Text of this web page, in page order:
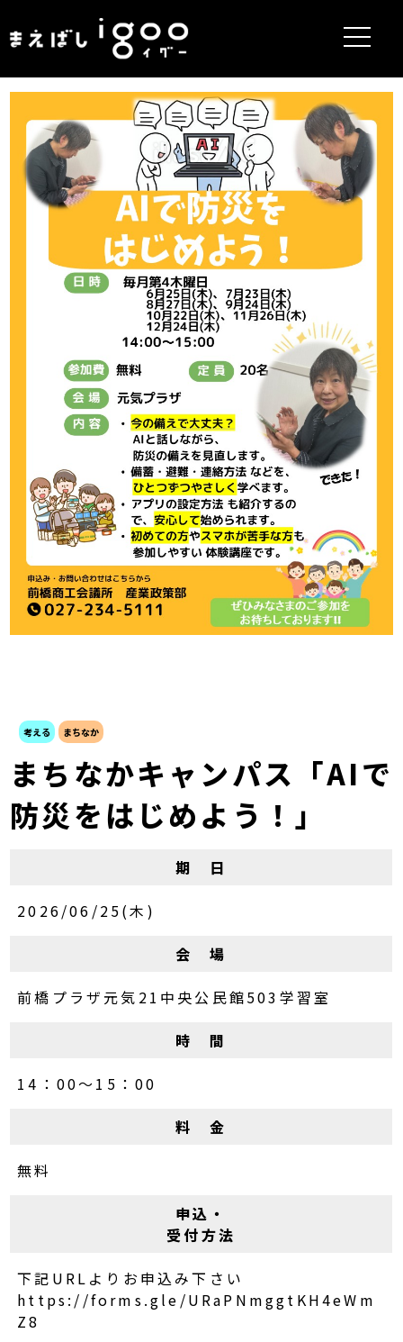
まえばしigoo
考える まちなか
まちなかキャンパス「AIで
防災をはじめよう！」
期 日
2026/06/25(木)
会 場
前橋プラザ元気21中央公民館503学習室
時 間
14：00～15：00
料 金
無料
申込・
受付方法
下記URLよりお申込み下さい
https://forms.gle/URaPNmggtKH4eWm
Z8